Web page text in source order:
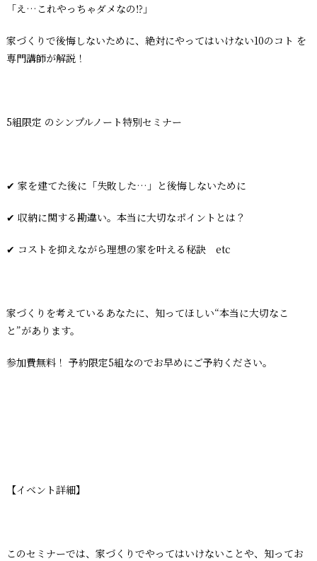
「え…これやっちゃダメなの⁉」
家づくりで後悔しないために、絶対にやってはいけない10のコト を
専門講師が解説！
5組限定 のシンプルノート特別セミナー
✔ 家を建てた後に「失敗した…」と後悔しないために
✔ 収納に関する勘違い。本当に大切なポイントとは？
✔ コストを抑えながら理想の家を叶える秘訣 etc
家づくりを考えているあなたに、知ってほしい“本当に大切なこ
と”があります。
参加費無料！ 予約限定5組なのでお早めにご予約ください。
【イベント詳細】
このセミナーでは、家づくりでやってはいけないことや、知ってお